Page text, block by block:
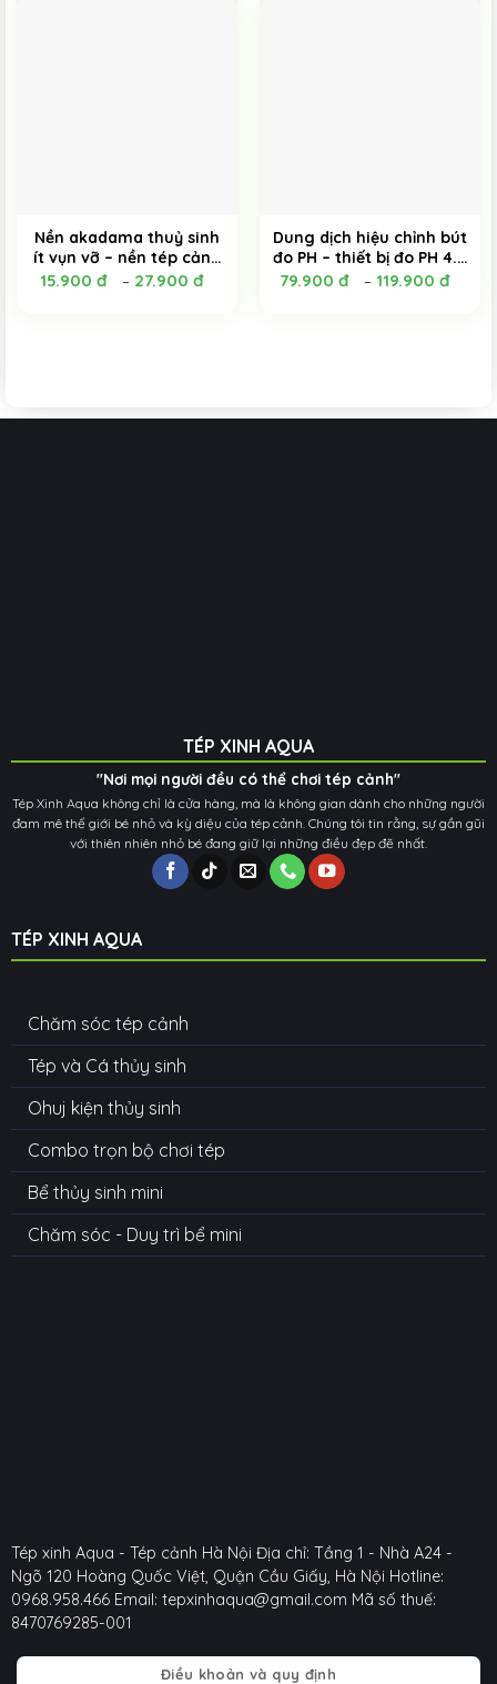
Nền akadama thuỷ sinh
ít vụn vỡ – nền tép cảnh
– trồng sen đá – bonsai
15.900 đ – 27.900 đ
Dung dịch hiệu chỉnh bút
đo PH – thiết bị đo PH 4.0
– PH 7.0 chính xác tuyệt
79.900 đ – 119.900 đ
TÉP XINH AQUA
"Nơi mọi người đều có thể chơi tép cảnh"
Tép Xinh Aqua không chỉ là cửa hàng, mà là không gian dành cho những người
đam mê thế giới bé nhỏ và kỳ diệu của tép cảnh. Chúng tôi tin rằng, sự gần gũi
với thiên nhiên nhỏ bé đang giữ lại những điều đẹp đẽ nhất.
TÉP XINH AQUA
Chăm sóc tép cảnh
Tép và Cá thủy sinh
Ohuj kiện thủy sinh
Combo trọn bộ chơi tép
Bể thủy sinh mini
Chăm sóc - Duy trì bể mini
Tép xinh Aqua - Tép cảnh Hà Nội Địa chỉ: Tầng 1 - Nhà A24 -
Ngõ 120 Hoàng Quốc Việt, Quận Cầu Giấy, Hà Nội Hotline:
0968.958.466 Email: tepxinhaqua@gmail.com Mã số thuế:
8470769285-001
Điều khoản và quy định